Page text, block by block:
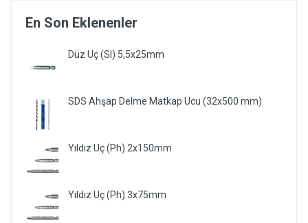
En Son Eklenenler
Düz Uç (Sl) 5,5x25mm
SDS Ahşap Delme Matkap Ucu (32x500 mm)
Yıldız Uç (Ph) 2x150mm
Yıldız Uç (Ph) 3x75mm